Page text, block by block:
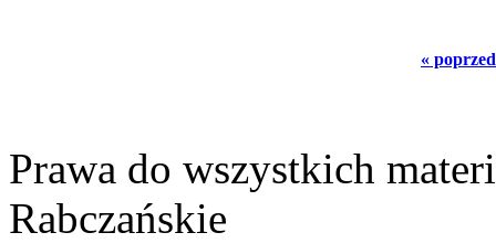
«
Prawa do wszystkich
Rabczańskie